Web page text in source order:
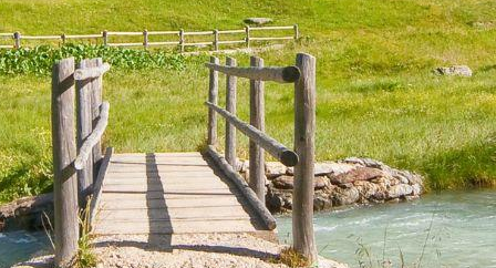
(PH: CAIO SCHIEPPATI E GIACOMO MENEGHELLO)